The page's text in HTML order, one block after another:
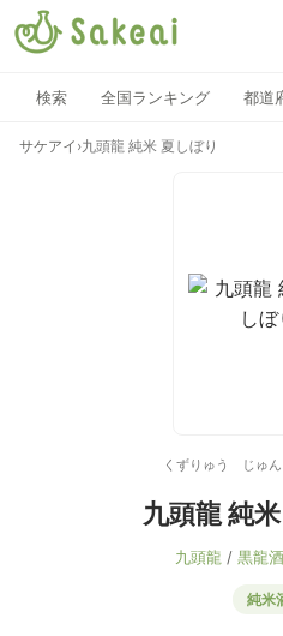
検索 全国ランキング 都道
サケアイ ›九頭龍 純米 夏しぼり
くずりゅう じゅん
九頭龍 純
九頭龍 / 黒龍
純米